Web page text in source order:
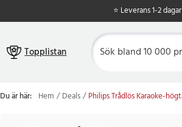
⭐ Leverans 1-2 dagar
Topplistan
Du är här: Hem Deals Philips Trådlös Karaoke-